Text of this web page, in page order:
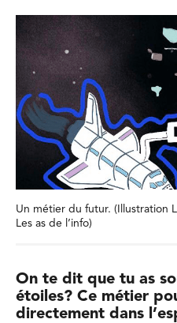
Un métier du futur. (Illustration
Les as de l’info)
On te dit que tu as
étoiles? Ce métier
directement dans